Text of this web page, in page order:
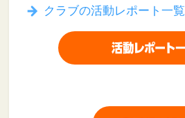
クラブの活動レポート一覧